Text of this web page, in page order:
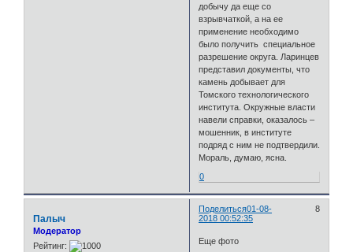
добычу да еще со
взрывчаткой, а на ее
применение необходимо
было получить специальное
разрешение округа. Ларинцев
представил документы, что
камень добывает для
Томского технологического
института. Окружные власти
навели справки, оказалось –
мошенник, в институте
подряд с ним не подтвердили.
Мораль, думаю, ясна.
0
Поделиться 8
01-08-
2018 00:52:35
Палыч
Модератор
Рейтинг:
Еще фото